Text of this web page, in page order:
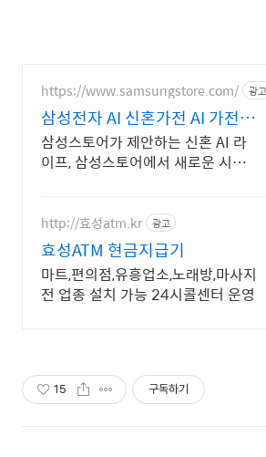
https://www.samsungstore.com/ 광고
삼성전자 AI 신혼가전 AI 가전부
터 갤럭시까지
삼성스토어가 제안하는 신혼 AI 라
이프, 삼성스토어에서 새로운 시작
http://효성atm.kr 광고
효성ATM 현금지급기
마트,편의점,유흥업소,노래방,마사지
전 업종 설치 가능 24시콜센터 운영
15 구독하기